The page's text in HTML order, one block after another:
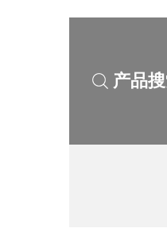
产品